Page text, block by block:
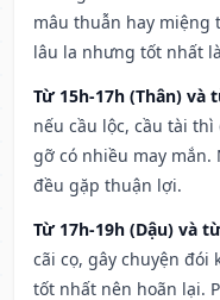
mâu thuẫn hay miệng
lâu la nhưng tốt nhất
Từ 15h-17h (Thân) và
nếu cầu lộc, cầu tài
gỡ có nhiều may mắn.
đều gặp thuận lợi.
Từ 17h-19h (Dậu) và
cãi cọ, gây chuyện
tốt nhất nên hoãn lại.